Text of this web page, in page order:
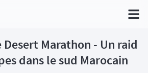
Desert Marathon - Un raid
dans le sud Marocain